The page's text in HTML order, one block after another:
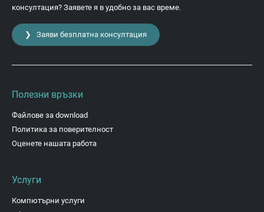
консултация? Заявете я в удобно за вас време.
❯ Заяви безплатна консултация
Полезни връзки
Файлове за download
Политика за поверителност
Оценете нашата работа
Услуги
Компютърни услуги